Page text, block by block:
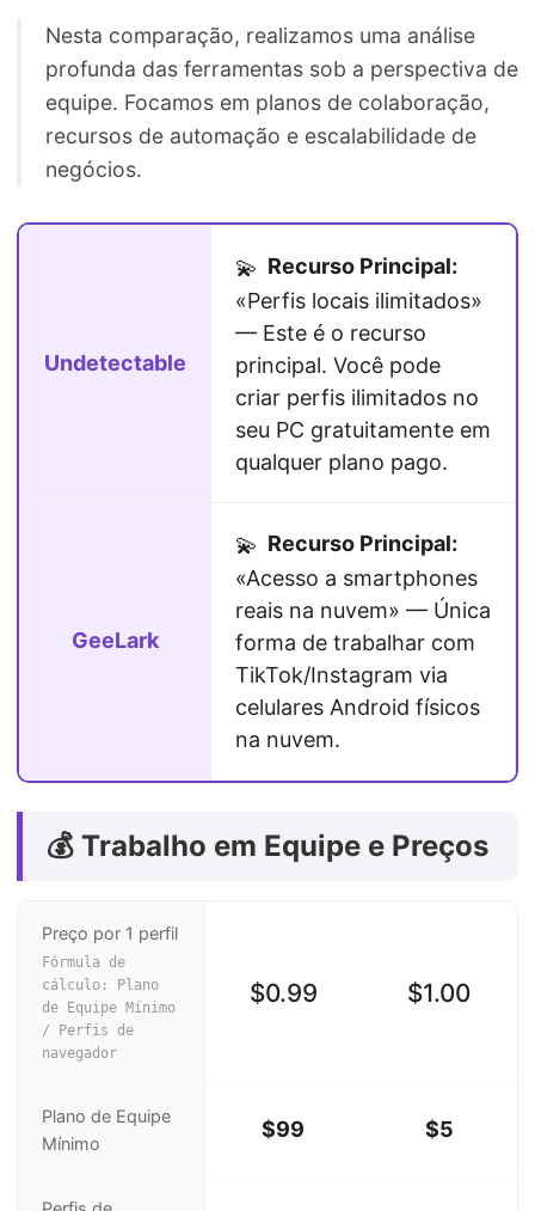
Nesta comparação, realizamos uma análise
profunda das ferramentas sob a perspectiva de
equipe. Focamos em planos de colaboração,
recursos de automação e escalabilidade de
negócios.
Undetectable
💫 Recurso Principal:
«Perfis locais ilimitados»
— Este é o recurso
principal. Você pode
criar perfis ilimitados no
seu PC gratuitamente em
qualquer plano pago.
GeeLark
💫 Recurso Principal:
«Acesso a smartphones
reais na nuvem» — Única
forma de trabalhar com
TikTok/Instagram via
celulares Android físicos
na nuvem.
💰 Trabalho em Equipe e Preços
Preço por 1 perfil
Fórmula de
cálculo: Plano
de Equipe Mínimo
/ Perfis de
navegador
$0.99 $1.00
Plano de Equipe
Mínimo
$99 $5